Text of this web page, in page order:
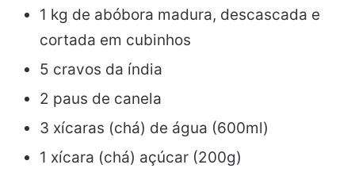
1 kg de abóbora madura, descascada e
cortada em cubinhos
5 cravos da índia
2 paus de canela
3 xícaras (chá) de água (600ml)
1 xícara (chá) açúcar (200g)